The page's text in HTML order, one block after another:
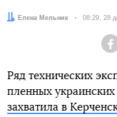
Автор:Елена Мельник Дата:
08:29, 28
Ряд технических
пленных
захватила в